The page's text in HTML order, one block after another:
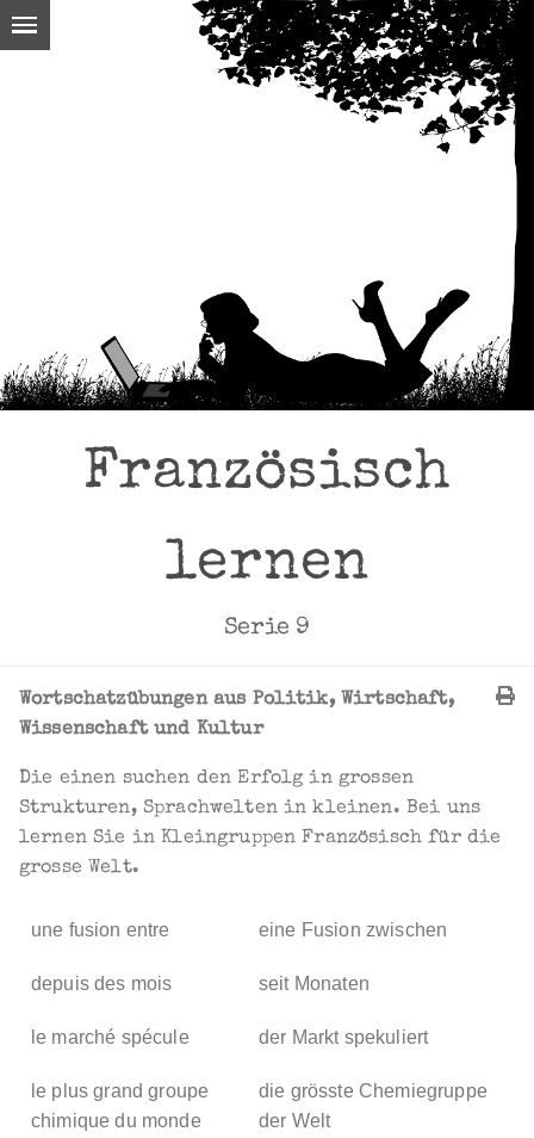
Französisch
lernen
Serie 9
Wortschatzübungen aus Politik, Wirtschaft,
Wissenschaft und Kultur
Die einen suchen den Erfolg in grossen
Strukturen, Sprachwelten in kleinen. Bei uns
lernen Sie in Kleingruppen Französisch für die
grosse Welt.
une fusion entre eine Fusion zwischen
depuis des mois seit Monaten
le marché spécule der Markt spekuliert
le plus grand groupe
chimique du monde
die grösste Chemiegruppe
der Welt